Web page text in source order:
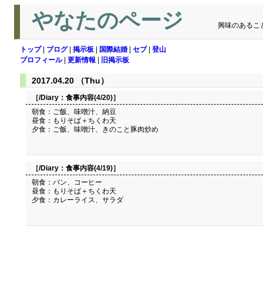
やなたのページ 興味のあるこ
トップ| ブログ| 掲示板 国際結婚 セブ| 登山
プロフィール| 更新情報 旧掲示板
2017.04.20 （Thu）
［/Diary： 食事内容(4/20)］
朝食：ご飯、味噌汁、納豆
昼食：もりそば＋ちくわ天
夕食：ご飯、味噌汁、きのこと豚肉炒め
［/Diary： 食事内容(4/19)］
朝食：パン、コーヒー
昼食：もりそば＋ちくわ天
夕食：カレーライス、サラダ